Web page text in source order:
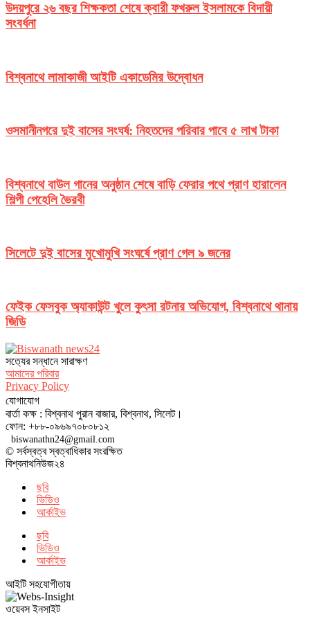
উদয়পুরে ২৬ বছর শিক্ষকতা শেষে ক্বারী ফখরুল ইসলামকে বিদায়ী
সংবর্ধনা
বিশ্বনাথে লামাকাজী আইটি একাডেমির উদ্বোধন
ওসমানীনগরে দুই বাসের সংঘর্ষ: নিহতদের পরিবার পাবে ৫ লাখ টাকা
বিশ্বনাথে বাউল গানের অনুষ্ঠান শেষে বাড়ি ফেরার পথে প্রাণ হারালেন
শিল্পী পেহেলি ভৈরবী
সিলেটে দুই বাসের মুখোমুখি সংঘর্ষে প্রাণ গেল ৯ জনের
ফেইক ফেসবুক অ্যাকাউন্ট খুলে কুৎসা রটনার অভিযোগ, বিশ্বনাথে থানায়
জিডি
সত‌্যের সন্ধানে সারাক্ষণ
আমাদের পরিবার
Privacy Policy
যোগাযোগ
বার্তা কক্ষ : বিশ্বনাথ পুরান বাজার, বিশ্বনাথ, সিলেট।
ফোন: +৮৮-০৯৬৯৭০৮০৮১২
biswanathn24@gmail.com
© সর্বস্বত্ব স্বত্বাধিকার সংরক্ষিত
বিশ্বনাথনিউজ২৪
ছবি
ভিডিও
আর্কাইভ
ছবি
ভিডিও
আর্কাইভ
আইটি সহযোগীতায়
ওয়েবস ইনসাইট